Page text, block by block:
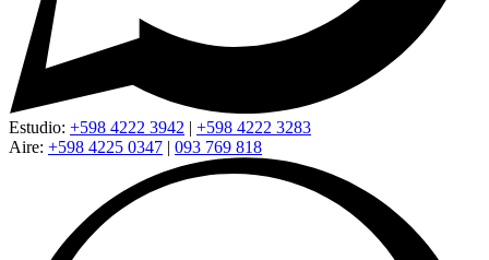
Estudio: +598 4222 3942 | +598 4222 3283
Aire: +598 4225 0347 | 093 769 818